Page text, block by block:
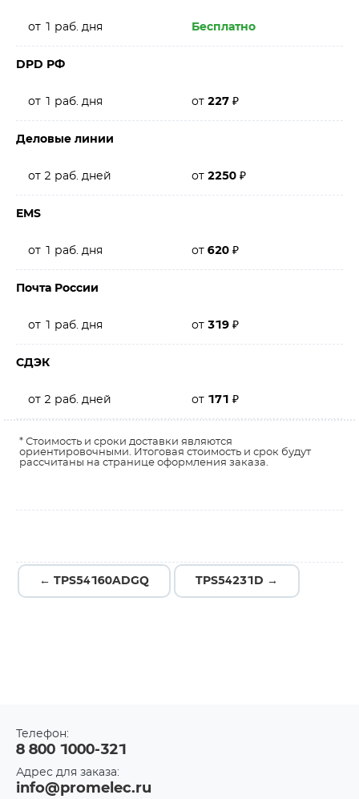
от 1 раб. дня Бесплатно
DPD РФ
от 1 раб. дня от 227 ₽
Деловые линии
от 2 раб. дней от 2250 ₽
EMS
от 1 раб. дня от 620 ₽
Почта России
от 1 раб. дня от 319 ₽
СДЭК
от 2 раб. дней от 171 ₽
* Стоимость и сроки доставки являются
ориентировочными. Итоговая стоимость и срок будут
рассчитаны на странице оформления заказа.
← TPS54160ADGQ TPS54231D →
Телефон:
8 800 1000-321
Адрес для заказа:
info@promelec.ru